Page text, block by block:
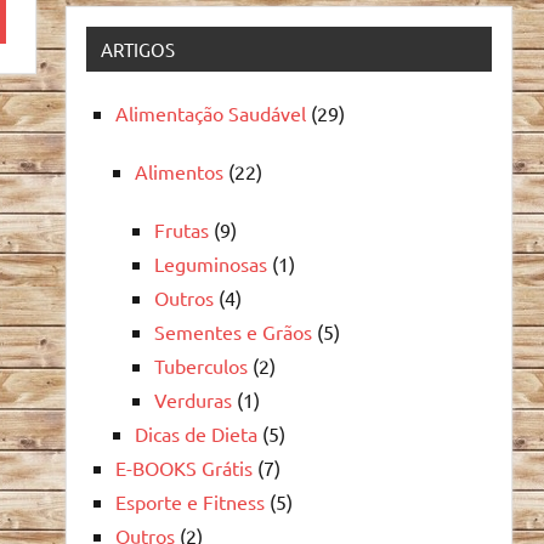
ARTIGOS
Alimentação Saudável (29)
Alimentos (22)
Frutas (9)
Leguminosas (1)
Outros (4)
Sementes e Grãos (5)
Tuberculos (2)
Verduras (1)
Dicas de Dieta (5)
E-BOOKS Grátis (7)
Esporte e Fitness (5)
Outros (2)